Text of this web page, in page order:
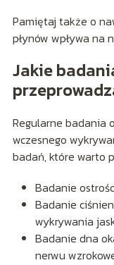
Pamiętaj także o
płynów wpływa na
Jakie
Regularne badania
wczesnego
badań, które warto
Badanie
Badanie
wykrywania
Badanie dna
nerwu